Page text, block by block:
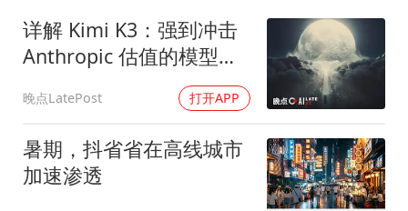
详解 Kimi K3：强到冲击
Anthropic 估值的模型什
晚点LatePost 打开APP
暑期，抖省省在高线城市
加速渗透